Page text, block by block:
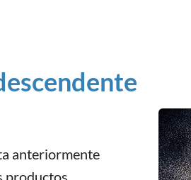
anteriormente
productos